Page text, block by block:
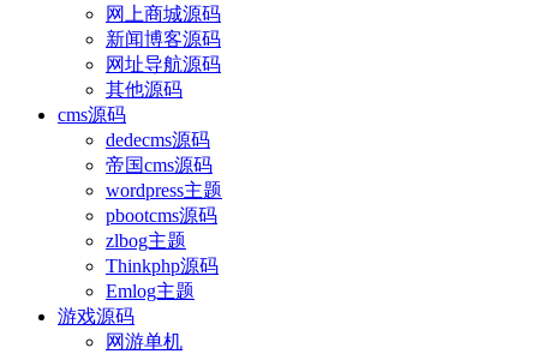
网上商城源码
新闻博客源码
网址导航源码
其他源码
cms源码
dedecms源码
帝国cms源码
wordpress主题
pbootcms源码
zlbog主题
Thinkphp源码
Emlog主题
游戏源码
网游单机